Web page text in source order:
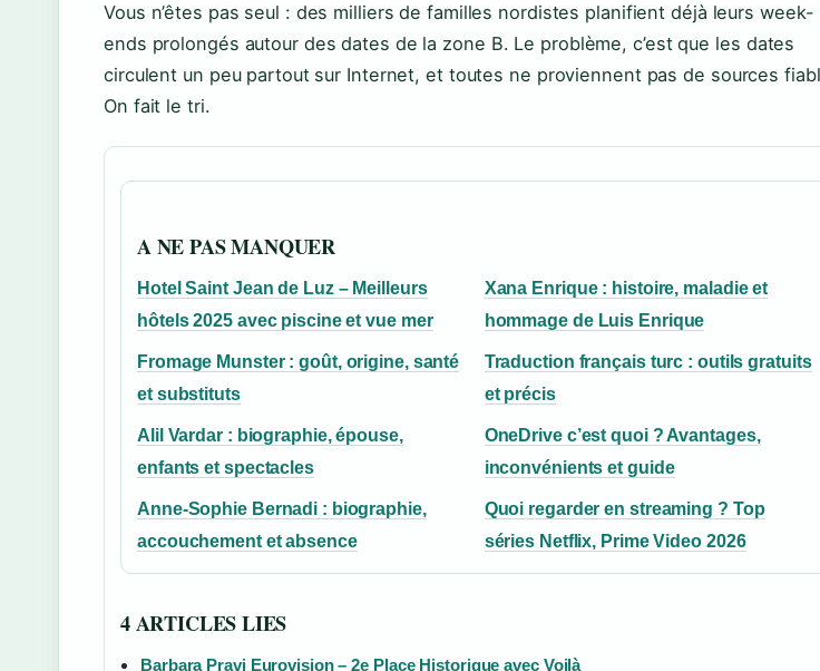
Vous n’êtes pas seul : des milliers de familles nordistes planifient déjà leurs week-
ends prolongés autour des dates de la zone B. Le problème, c’est que les dates
circulent un peu partout sur Internet, et toutes ne proviennent pas de sources
On fait le tri.
A NE PAS MANQUER
Hotel Saint Jean de Luz – Meilleurs
hôtels 2025 avec piscine et vue mer
Xana Enrique : histoire, maladie et
hommage de Luis Enrique
Fromage Munster : goût, origine, santé
et substituts
Traduction français turc : outils gratuits
et précis
Alil Vardar : biographie, épouse,
enfants et spectacles
OneDrive c’est quoi ? Avantages,
inconvénients et guide
Anne-Sophie Bernadi : biographie,
accouchement et absence
Quoi regarder en streaming ? Top
séries Netflix, Prime Video 2026
4 ARTICLES LIES
Barbara Pravi Eurovision – 2e Place Historique avec Voilà